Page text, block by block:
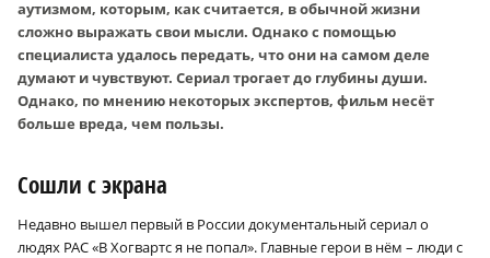
аутизмом, которым, как считается, в обычной жизни
сложно выражать свои мысли. Однако с помощью
специалиста удалось передать, что они на самом деле
думают и чувствуют. Сериал трогает до глубины души.
Однако, по мнению некоторых экспертов, фильм несёт
больше вреда, чем пользы.
Сошли с экрана
Недавно вышел первый в России документальный сериал о
людях РАС «В Хогвартс я не попал». Главные герои в нём – люди с